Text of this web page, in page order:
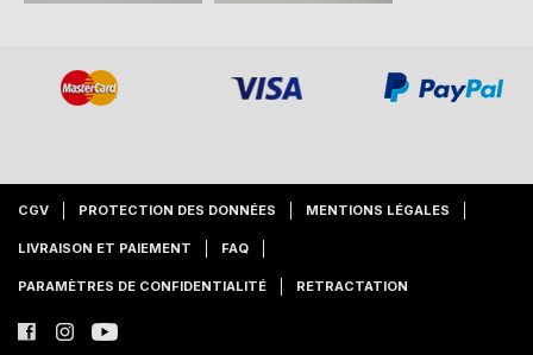
CGV PROTECTION DES DONNÉES MENTIONS LÉGALES
LIVRAISON ET PAIEMENT FAQ
PARAMÈTRES DE CONFIDENTIALITÉ RETRACTATION